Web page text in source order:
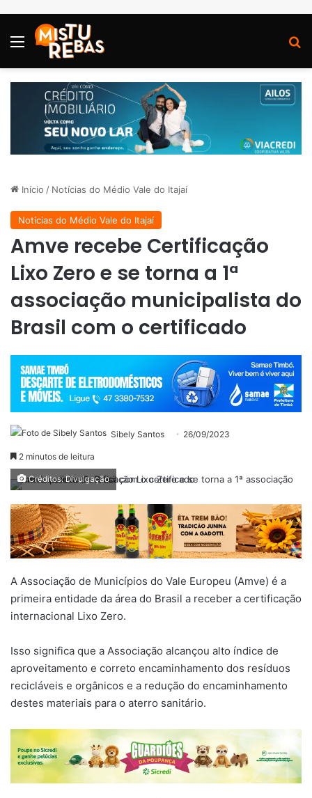
Menu
Início / Notícias do Médio Vale do Itajaí
Notícias do Médio Vale do Itajaí
Amve recebe Certificação
Lixo Zero e se torna a 1ª
associação municipalista do
Brasil com o certificado
Sibely Santos 26/09/2023
2 minutos de leitura
Créditos: Divulgação
A Associação de Municípios do Vale Europeu (Amve) é a
primeira entidade da área do Brasil a receber a certificação
internacional Lixo Zero.
Isso significa que a Associação alcançou alto índice de
aproveitamento e correto encaminhamento dos resíduos
recicláveis e orgânicos e a redução do encaminhamento
destes materiais para o aterro sanitário.